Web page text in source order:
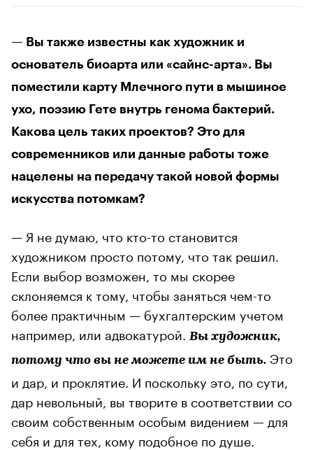
— Вы также известны как художник и
основатель биоарта или «сайнс-арта». Вы
поместили карту Млечного пути в мышиное
ухо, поэзию Гете внутрь генома бактерий.
Какова цель таких проектов? Это для
современников или данные работы тоже
нацелены на передачу такой новой формы
искусства потомкам?
— Я не думаю, что кто-то становится
художником просто потому, что так решил.
Если выбор возможен, то мы скорее
склоняемся к тому, чтобы заняться чем-то
более практичным — бухгалтерским учетом
например, или адвокатурой. Вы художник,
потому что вы не можете им не быть. Это
и дар, и проклятие. И поскольку это, по сути,
дар невольный, вы творите в соответствии со
своим собственным особым видением — для
себя и для тех, кому подобное по душе.